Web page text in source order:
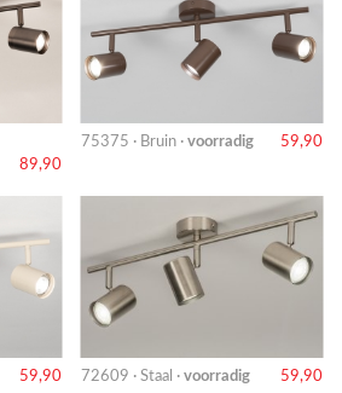
89,90
75375 · Bruin · voorradig 59,90
59,90 72609 · Staal · voorradig 59,90